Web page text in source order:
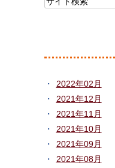
2022年02月
2021年12月
2021年11月
2021年10月
2021年09月
2021年08月